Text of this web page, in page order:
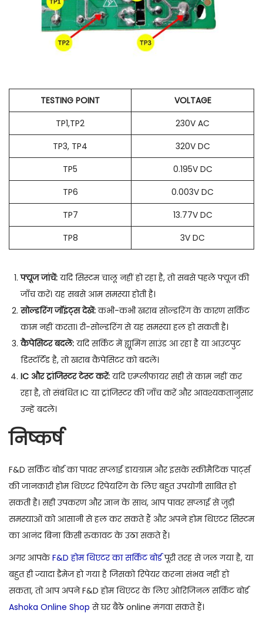
TESTING POINT
VOLTAGE
TP1,TP2
230V AC
TP3, TP4
320V DC
TP5
0.195V DC
TP6
0.003V DC
TP7
13.77V DC
TP8
3V DC
फ्यूज जांचें: यदि सिस्टम चालू नहीं हो रहा है, तो सबसे पहले फ्यूज की
जाँच करें। यह सबसे आम समस्या होती है।
सोल्डरिंग जॉइंट्स देखें:कभी-कभी खराब सोल्डरिंग के कारण सर्किट
काम नहीं करता। री-सोल्डरिंग से यह समस्या हल हो सकती है।
कैपेसिटर बदलें: यदि सर्किट में ह्यूमिंग साउंड आ रहा है या आउटपुट
डिस्टॉर्टेड है, तो खराब कैपेसिटर को बदलें।
IC और ट्रांजिस्टर टेस्ट करें: यदि एम्प्लीफायर सही से काम नहीं कर
रहा है, तो संबंधित IC या ट्रांजिस्टर की जाँच करें और आवश्यकतानुसार
उन्हें बदलें।
निष्कर्ष
F&D सर्किट बोर्ड का पावर सप्लाई डायग्राम और इसके स्कीमैटिक पार्ट्स
की जानकारी होम थिएटर रिपेयरिंग के लिए बहुत उपयोगी साबित हो
सकती है। सही उपकरण और ज्ञान के साथ, आप पावर सप्लाई से जुड़ी
समस्याओं को आसानी से हल कर सकते हैं और अपने होम थिएटर सिस्टम
का आनंद बिना किसी रुकावट के उठा सकते हैं।
अगर आपकेF&D होम थिएटर का सर्किट बोर्डपूरी तरह से जल गया है, या
बहुत ही ज्यादा डैमेज हो गया है जिसको रिपेयर करना संभव नहीं हो
सकता, तो आप अपने F&D होम थिएटर के लिए ओरिजिनल सर्किट बोर्ड
Ashoka Online Shop से घर बैठे online मंगवा सकते हैं।